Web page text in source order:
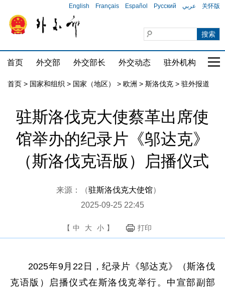
English Français Español Русский عربي 关怀版
首页 外交部 外交部长 外交动态 驻外机构 国
首页 > 国家和组织 > 国家（地区） > 欧洲 > 斯洛伐克 > 驻外报道
驻斯洛伐克大使蔡革出席使
馆举办的纪录片《邬达克》
（斯洛伐克语版）启播仪式
来源：（驻斯洛伐克大使馆）
2025-09-25 22:45
【 中 大 小 】 打印
2025年9月22日，纪录片《邬达克》（斯洛伐
克语版）启播仪式在斯洛伐克举行。中宣部副部